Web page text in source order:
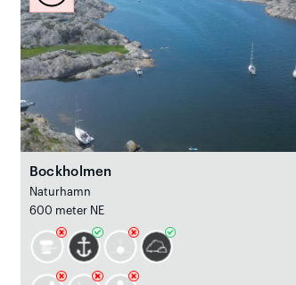
Bockholmen
Naturhamn
600 meter NE